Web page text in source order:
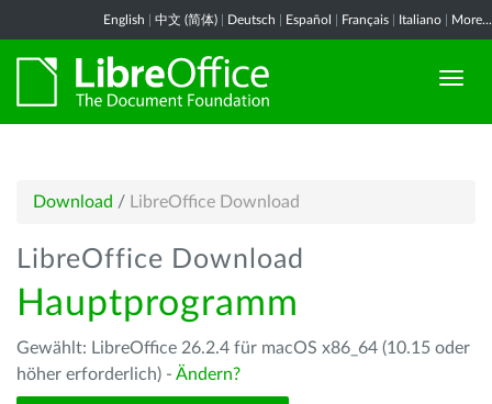
English 中文 (简体) Deutsch Español Français Italiano More...
Download / LibreOffice Download
LibreOffice Download
Hauptprogramm
Gewählt: LibreOffice 26.2.4 für macOS x86_64 (10.15 oder
höher erforderlich) - Ändern?